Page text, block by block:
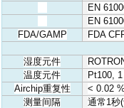
EN
EN
FDA/GAMP
FDA
湿度元件
温度元件
Pt100,
Airchip重复性
< 0.02
测量间隔
通常1秒(